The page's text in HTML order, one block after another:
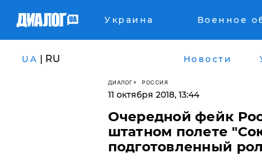
Украина Военное
UA | RU Новости
ДИАЛОГ РОССИЯ
11 октября 2018, 13:44
Очередной фейк
штатном полете
подготовленный